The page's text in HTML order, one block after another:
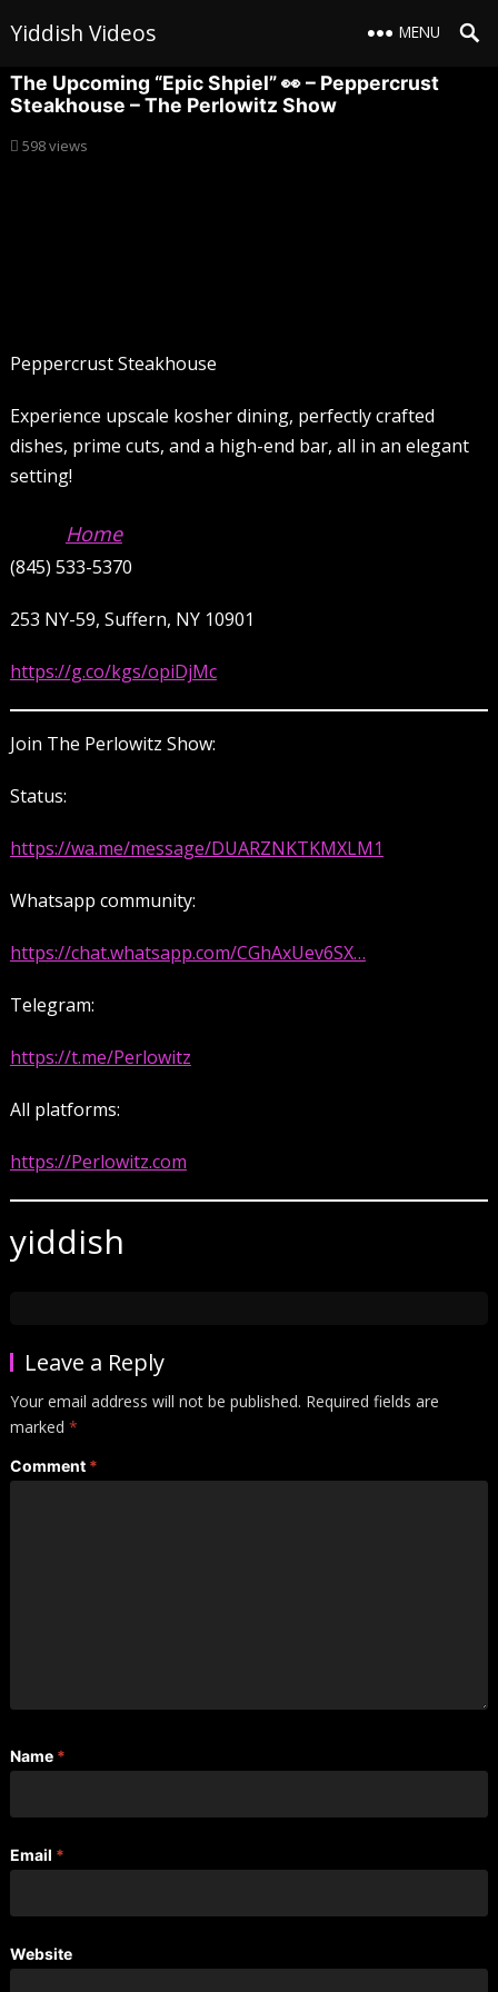
Yiddish Videos MENU
The Upcoming “Epic Shpiel” 👀 – Peppercrust
Steakhouse – The Perlowitz Show
598views
Peppercrust Steakhouse
Experience upscale kosher dining, perfectly crafted
dishes, prime cuts, and a high-end bar, all in an elegant
setting!
Home
(845) 533-5370
253 NY-59, Suffern, NY 10901
https://g.co/kgs/opiDjMc
Join The Perlowitz Show:
Status:
https://wa.me/message/DUARZNKTKMXLM1
Whatsapp community:
https://chat.whatsapp.com/CGhAxUev6SX…
Telegram:
https://t.me/Perlowitz
All platforms:
https://Perlowitz.com
yiddish
Leave a Reply
Your email address will not be published. Required fields are
marked *
Comment *
Name *
Email *
Website